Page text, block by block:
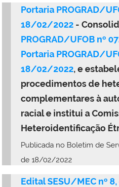
Portaria PROGRAD/
18/02/2022 -
PROGRAD/UFOB nº
Portaria PROGRAD/
18/02/2022, e
procedimentos de
complementares à
racial e institui a
Heteroidentificação
Publicada no Boletim de
de 18/02/2022
Edital SESU/MEC nº